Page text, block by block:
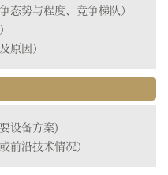
态势与程度、竞争梯队）
原因）
设备方案)
前沿技术情况）